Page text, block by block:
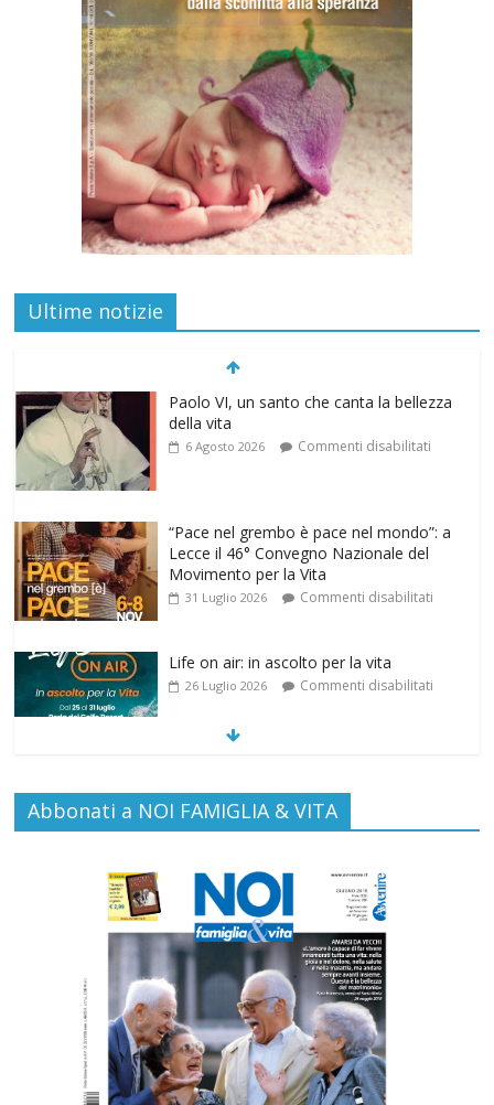
Ultime notizie
Paolo VI, un santo che canta la bellezza
della vita
6 Agosto 2026 Commenti disabilitati
“Pace nel grembo è pace nel mondo”: a
Lecce il 46° Convegno Nazionale del
Movimento per la Vita
31 Luglio 2026 Commenti disabilitati
Life on air: in ascolto per la vita
26 Luglio 2026 Commenti disabilitati
SAMARITANI 2.0: la risposta di Federvita
Emilia Romagna al suicidio assistito per
legge
Gino Soldera nominato Membro della
“Hall of Honor Prenatal Sciences 2026”
16 Luglio 2026 Commenti disabilitati
Carlo Casini, “giusto” perché testimone
della carità sociale
7 Agosto 2026 Commenti disabilitati
Abbonati a NOI FAMIGLIA & VITA